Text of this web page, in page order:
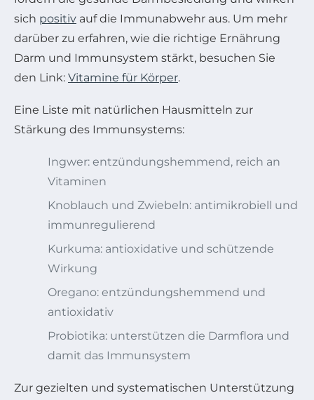
sich positiv auf die Immunabwehr aus. Um mehr
darüber zu erfahren, wie die richtige Ernährung
Darm und Immunsystem stärkt, besuchen Sie
den Link: Vitamine für Körper.
Eine Liste mit natürlichen Hausmitteln zur
Stärkung des Immunsystems:
Ingwer: entzündungshemmend, reich an
Vitaminen
Knoblauch und Zwiebeln: antimikrobiell und
immunregulierend
Kurkuma: antioxidative und schützende
Wirkung
Oregano: entzündungshemmend und
antioxidativ
Probiotika: unterstützen die Darmflora und
damit das Immunsystem
Zur gezielten und systematischen Unterstützung